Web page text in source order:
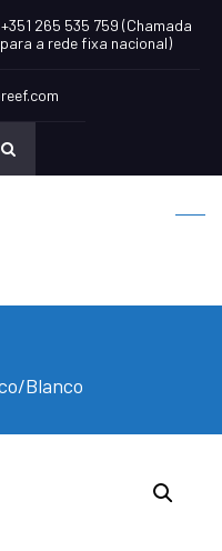
+351 265 535 759 (Chamada
para a rede fixa nacional)
Blanco